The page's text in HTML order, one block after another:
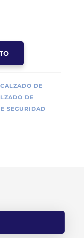
CALZADO DE
DE
SEGURIDAD